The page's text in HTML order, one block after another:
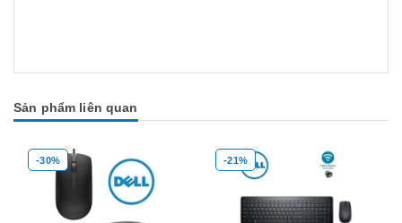
Sản phẩm liên quan
-21% -35%
Mua hàng